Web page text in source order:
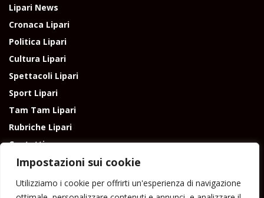
Impostazioni sui cookie
Utilizziamo i cookie per offrirti un'esperienza di navigazione
Lipari News
Cronaca Lipari
Politica Lipari
Cultura Lipari
Spettacoli Lipari
Sport Lipari
Tam Tam Lipari
Rubriche Lipari
Contatti